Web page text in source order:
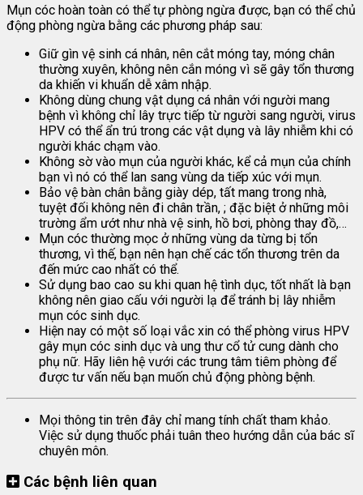
Mụn cóc hoàn toàn có thể tự phòng ngừa được, bạn có thể chủ
động phòng ngừa bằng các phương pháp sau:
Giữ gìn vệ sinh cá nhân, nên cắt móng tay, móng chân
thường xuyên, không nên cắn móng vì sẽ gây tổn thương
da khiến vi khuẩn dễ xâm nhập.
Không dùng chung vật dụng cá nhân với người mang
bệnh vì không chỉ lây trực tiếp từ người sang người, virus
HPV có thể ẩn trú trong các vật dụng và lây nhiễm khi có
người khác chạm vào.
Không sờ vào mụn của người khác, kể cả mụn của chính
bạn vì nó có thể lan sang vùng da tiếp xúc với mụn.
Bảo vệ bàn chân bằng giày dép, tất mang trong nhà,
tuyệt đối không nên đi chân trần, ; đặc biệt ở những môi
trường ẩm ướt như nhà vệ sinh, hồ bơi, phòng thay đồ,…
Mụn cóc thường mọc ở những vùng da từng bị tổn
thương, vì thế, bạn nên hạn chế các tổn thương trên da
đến mức cao nhất có thể.
Sử dụng bao cao su khi quan hệ tình dục, tốt nhất là bạn
không nên giao cấu với người lạ để tránh bị lây nhiễm
mụn cóc sinh dục.
Hiện nay có một số loại vắc xin có thể phòng virus HPV
gây mụn cóc sinh dục và ung thư cổ tử cung dành cho
phụ nữ. Hãy liên hệ vưới các trung tâm tiêm phòng để
được tư vấn nếu bạn muốn chủ động phòng bệnh.
Mọi thông tin trên đây chỉ mang tính chất tham khảo.
Việc sử dụng thuốc phải tuân theo hướng dẫn của bác sĩ
chuyên môn.
Các bệnh liên quan